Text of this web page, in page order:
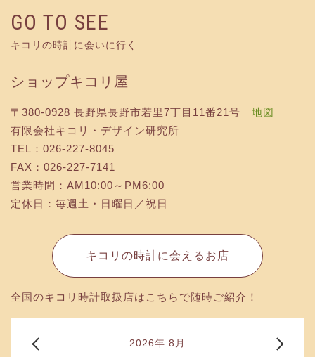
GO TO SEE
キコリの時計に会いに行く
ショップキコリ屋
〒380-0928 長野県長野市若里7丁目11番21号 地図
有限会社キコリ・デザイン研究所
TEL：026-227-8045
FAX：026-227-7141
営業時間：AM10:00～PM6:00
定休日：毎週土・日曜日／祝日
キコリの時計に会えるお店
全国のキコリ時計取扱店はこちらで随時ご紹介！
2026年 8月